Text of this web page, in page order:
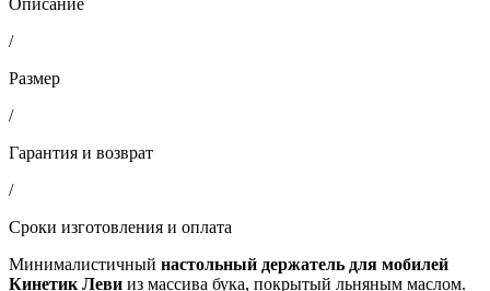
/
Размер
/
Гарантия и возврат
/
Сроки изготовления и оплата
Минималистичный настольный держатель для мобилей
Кинетик Леви из массива бука, покрытый льняным маслом.